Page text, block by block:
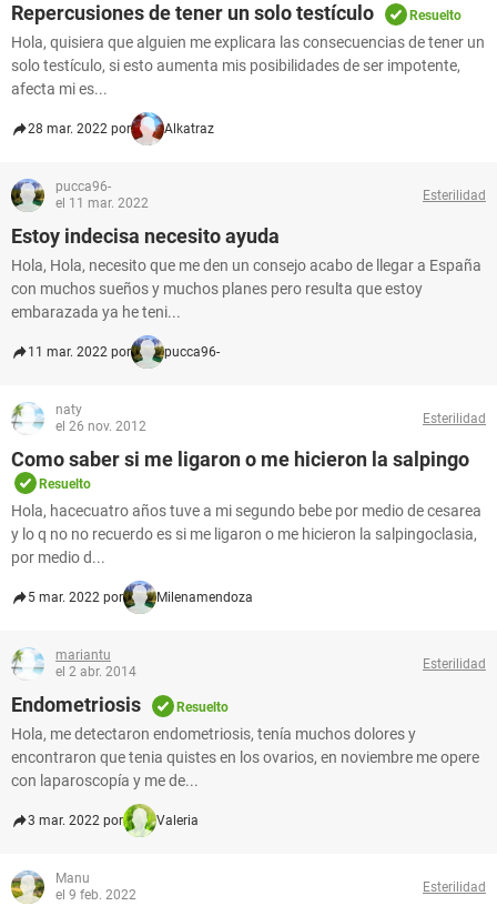
Repercusiones de tener un solo testículo Resuelto
Hola, quisiera que alguien me explicara las consecuencias de tener un
solo testículo, si esto aumenta mis posibilidades de ser impotente,
afecta mi es...
28 mar. 2022 por Alkatraz
pucca96-
el 11 mar. 2022
Esterilidad
Estoy indecisa necesito ayuda
Hola, Hola, necesito que me den un consejo acabo de llegar a España
con muchos sueños y muchos planes pero resulta que estoy
embarazada ya he teni...
11 mar. 2022 por pucca96-
naty
el 26 nov. 2012
Esterilidad
Como saber si me ligaron o me hicieron la salpingo
Resuelto
Hola, hacecuatro años tuve a mi segundo bebe por medio de cesarea
y lo q no no recuerdo es si me ligaron o me hicieron la salpingoclasia,
por medio d...
5 mar. 2022 por Milenamendoza
mariantu
el 2 abr. 2014
Esterilidad
Endometriosis Resuelto
Hola, me detectaron endometriosis, tenía muchos dolores y
encontraron que tenia quistes en los ovarios, en noviembre me opere
con laparoscopía y me de...
3 mar. 2022 por Valeria
Manu
el 9 feb. 2022
Esterilidad